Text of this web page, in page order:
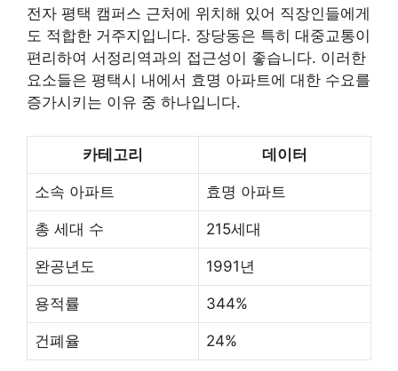
전자 평택 캠퍼스 근처에 위치해 있어 직장인들에게
도 적합한 거주지입니다. 장당동은 특히 대중교통이
편리하여 서정리역과의 접근성이 좋습니다. 이러한
요소들은 평택시 내에서 효명 아파트에 대한 수요를
증가시키는 이유 중 하나입니다.
카테고리 데이터
소속 아파트 효명 아파트
총 세대 수 215세대
완공년도 1991년
용적률 344%
건폐율 24%